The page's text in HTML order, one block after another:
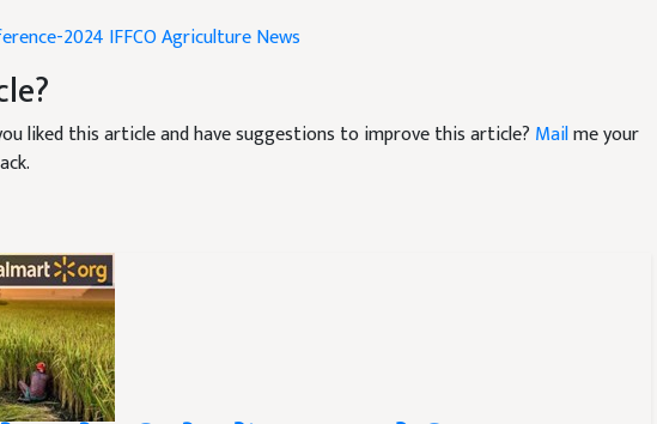
2024 IFFCOAgriculture News
liked this article and have suggestions to improve this article? Mailme your